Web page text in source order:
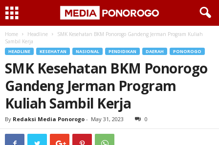
Home Headline
SMK Kesehatan BKM Ponorogo Gandeng Jerman Program Kuliah
Sambil Kerja
HEADLINE KESEHATAN NASIONAL PENDIDIKAN DAERAH PONOROGO
SMK Kesehatan BKM Ponorogo
Gandeng Jerman Program
Kuliah Sambil Kerja
By Redaksi Media Ponorogo - May 31, 2023 0